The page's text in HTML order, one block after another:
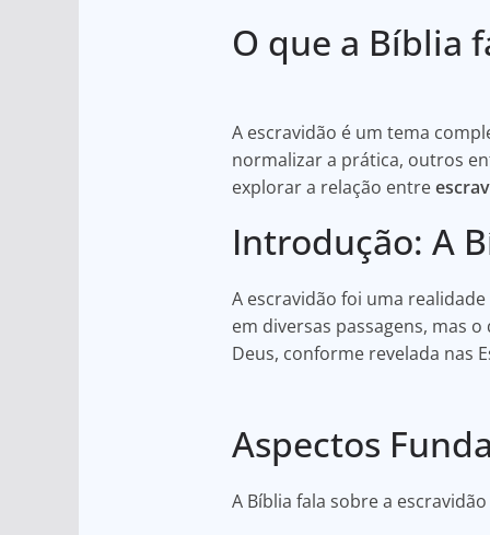
at
A
p
p
c
b
o
o
k
ar
O que a Bíblia
A escravidão é um tema
normalizar a prática, outros
explorar a relação entre
Introdução: A
A escravidão foi uma
em diversas passagens, mas
Deus, conforme revelada nas
Aspectos
A Bíblia fala sobre a